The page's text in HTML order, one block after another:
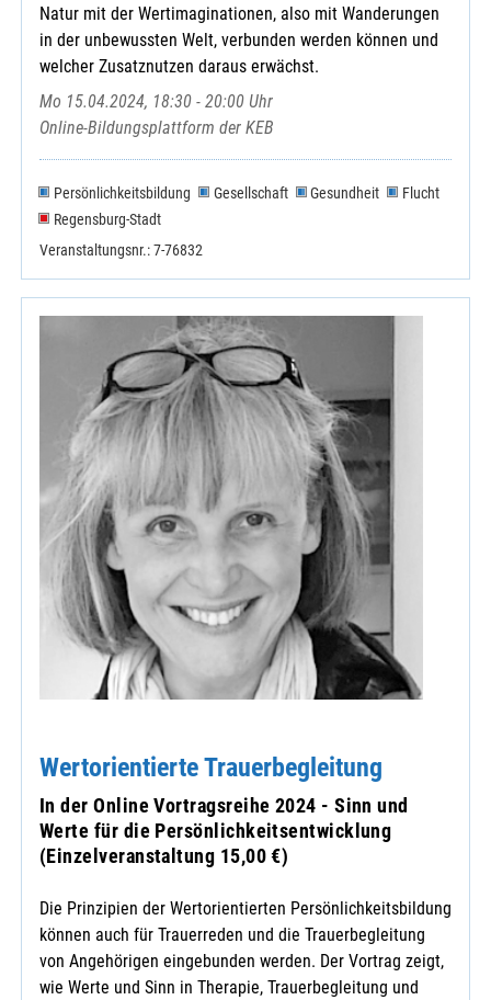
Natur mit der Wertimaginationen, also mit Wanderungen
in der unbewussten Welt, verbunden werden können und
welcher Zusatznutzen daraus erwächst.
Mo 15.04.2024, 18:30 - 20:00 Uhr
Online-Bildungsplattform der KEB
Persönlichkeitsbildung Gesellschaft Gesundheit
Flucht
Regensburg-Stadt
Veranstaltungsnr.: 7-76832
Wertorientierte Trauerbegleitung
In der Online Vortragsreihe 2024 - Sinn und
Werte für die Persönlichkeitsentwicklung
(Einzelveranstaltung 15,00 €)
Die Prinzipien der Wertorientierten Persönlichkeitsbildung
können auch für Trauerreden und die Trauerbegleitung
von Angehörigen eingebunden werden. Der Vortrag zeigt,
wie Werte und Sinn in Therapie, Trauerbegleitung und